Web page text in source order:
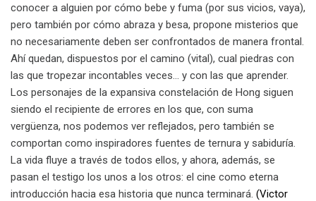
conocer a alguien por cómo bebe y fuma (por sus vicios, vaya),
pero también por cómo abraza y besa, propone misterios que
no necesariamente deben ser confrontados de manera frontal.
Ahí quedan, dispuestos por el camino (vital), cual piedras con
las que tropezar incontables veces… y con las que aprender.
Los personajes de la expansiva constelación de Hong siguen
siendo el recipiente de errores en los que, con suma
vergüenza, nos podemos ver reflejados, pero también se
comportan como inspiradores fuentes de ternura y sabiduría.
La vida fluye a través de todos ellos, y ahora, además, se
pasan el testigo los unos a los otros: el cine como eterna
introducción hacia esa historia que nunca terminará. (Victor